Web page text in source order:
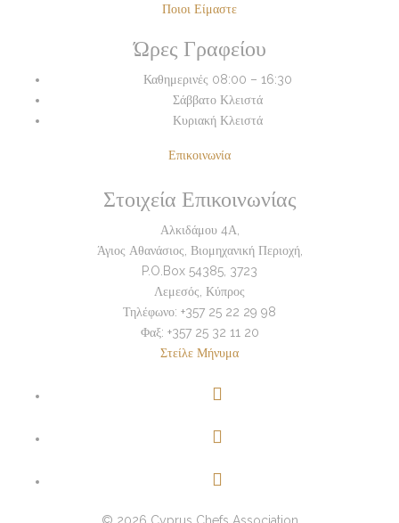
Ποιοι Είμαστε
Ώρες Γραφείου
Καθημερινές 08:00 – 16:30
Σάββατο Κλειστά
Κυριακή Κλειστά
Επικοινωνία
Στοιχεία Επικοινωνίας
Αλκιδάμου 4Α,
Άγιος Αθανάσιος, Βιομηχανική Περιοχή,
P.O.Box 54385, 3723
Λεμεσός, Κύπρος
Τηλέφωνο: +357 25 22 29 98
Φαξ: +357 25 32 11 20
Στείλε Μήνυμα
© 2026 Cyprus Chefs Association